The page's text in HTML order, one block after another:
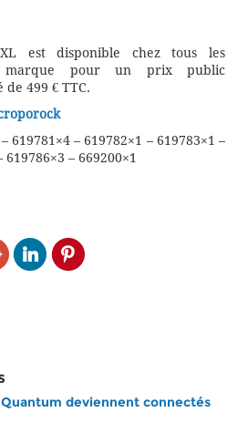
est disponible chez tous les
pour un prix public
499 € TTC.
619781×4 – 619782×1 – 619783×1 –
619786×3 – 669200×1
deviennent connectés